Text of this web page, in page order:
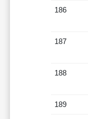
186
187
188
189